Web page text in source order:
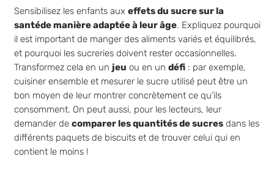
Sensibilisez les enfants aux effets du sucre sur la
santéde manière adaptée à leur âge. Expliquez pourquoi
il est important de manger des aliments variés et équilibrés,
et pourquoi les sucreries doivent rester occasionnelles.
Transformez cela en un jeu ou en un défi: par exemple,
cuisiner ensemble et mesurer le sucre utilisé peut être un
bon moyen de leur montrer concrètement ce qu’ils
consomment. On peut aussi, pour les lecteurs, leur
demander de comparer les quantités de sucresdans les
différents paquets de biscuits et de trouver celui qui en
contient le moins !